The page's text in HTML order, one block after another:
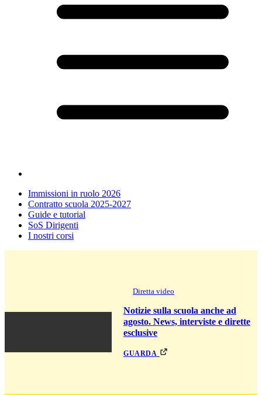
Immissioni in ruolo 2026
Contratto scuola 2025-2027
Guide e tutorial
SoS Dirigenti
I nostri corsi
Diretta video
Notizie sulla scuola anche ad
agosto. News, interviste e dirette
esclusive
guarda